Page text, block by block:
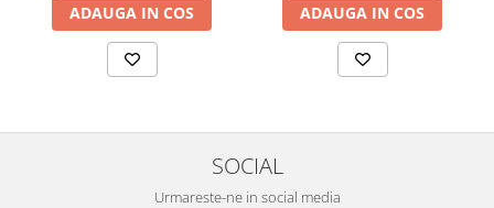
ADAUGA IN COS ADAUGA IN COS
SOCIAL
Urmareste-ne in social media